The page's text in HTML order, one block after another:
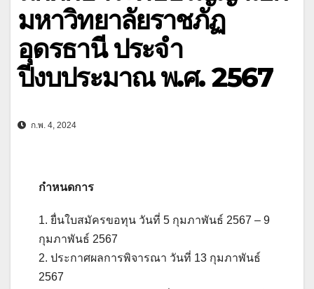
มหาวิทยาลัยราชภัฏ
อุดรธานี ประจำ
ปีงบประมาณ พ.ศ. 2567
ก.พ. 4, 2024
กำหนดการ
1. ยื่นใบสมัครขอทุน วันที่ 5 กุมภาพันธ์ 2567 – 9
กุมภาพันธ์ 2567
2. ประกาศผลการพิจารณา วันที่ 13 กุมภาพันธ์
2567